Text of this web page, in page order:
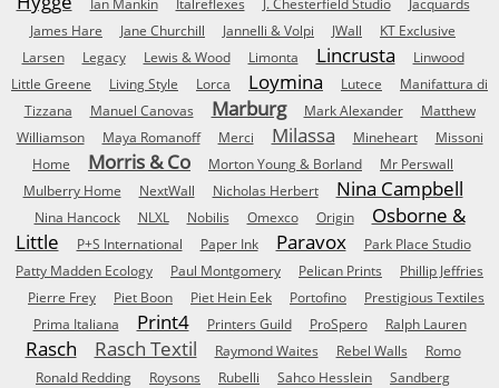
Ian Mankin Italreflexes J. Chesterfield Studio
Jacquards
James Hare
Jane Churchill Jannelli & Volpi JWall
KT Exclusive
Larsen
Legacy Lewis & Wood Limonta Lincrusta
Linwood
Little Greene
Living Style Lorca Loymina Lutece
Manifattura di
Tizzana
Manuel Canovas Marburg Mark Alexander
Matthew
Williamson
Maya Romanoff Merci Milassa Mineheart
Missoni
Home
Morris & Co Morton Young & Borland
Mr Perswall
Mulberry Home
NextWall Nicholas Herbert Nina Campbell
Nina Hancock NLXL Nobilis Omexco Origin
Osborne &
Little
P+S International Paper Ink Paravox
Park Place Studio
Patty Madden Ecology
Paul Montgomery Pelican Prints
Phillip Jeffries
Pierre Frey
Piet Boon Piet Hein Eek Portofino
Prestigious Textiles
Prima Italiana
Print4 Printers Guild ProSpero Ralph Lauren
Rasch Rasch Textil Raymond Waites Rebel Walls
Romo
Ronald Redding
Roysons Rubelli Sahco Hesslein Sandberg